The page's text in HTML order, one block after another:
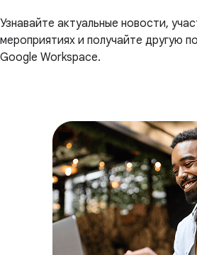
Узнавайте актуальные новости,
мероприятиях и получайте другую
Google Workspace.